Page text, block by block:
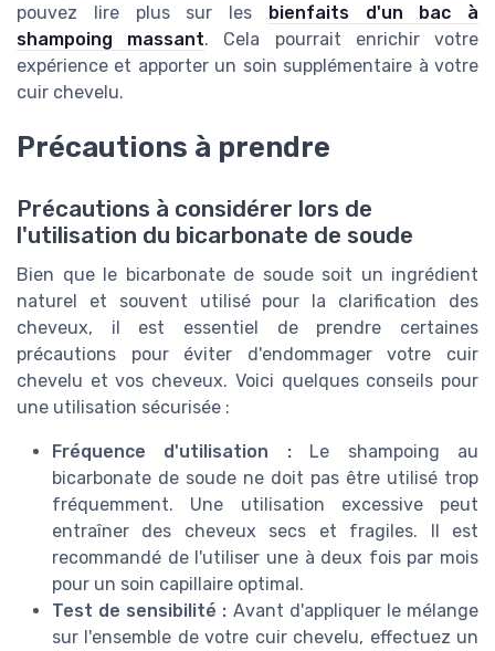
pouvez lire plus sur les bienfaits d'un bac à
shampoing massant. Cela pourrait enrichir votre
expérience et apporter un soin supplémentaire à votre
cuir chevelu.
Précautions à prendre
Précautions à considérer lors de
l'utilisation du bicarbonate de soude
Bien que le bicarbonate de soude soit un ingrédient
naturel et souvent utilisé pour la clarification des
cheveux, il est essentiel de prendre certaines
précautions pour éviter d'endommager votre cuir
chevelu et vos cheveux. Voici quelques conseils pour
une utilisation sécurisée :
Fréquence d'utilisation :Le shampoing au
bicarbonate de soude ne doit pas être utilisé trop
fréquemment. Une utilisation excessive peut
entraîner des cheveux secs et fragiles. Il est
recommandé de l'utiliser une à deux fois par mois
pour un soin capillaire optimal.
Test de sensibilité : Avant d'appliquer le mélange
sur l'ensemble de votre cuir chevelu, effectuez un